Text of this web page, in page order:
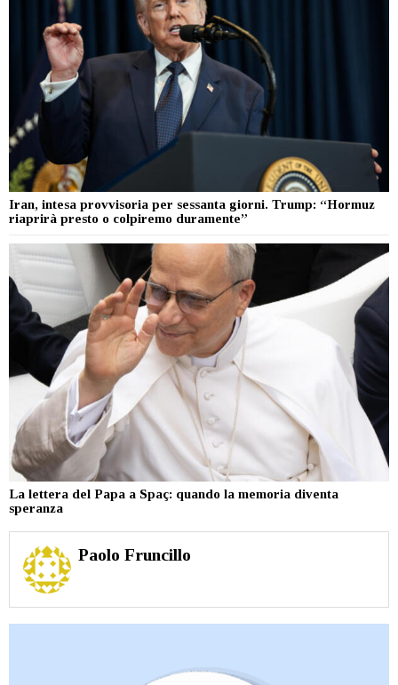
Iran, intesa provvisoria per sessanta giorni. Trump: “Hormuz
riaprirà presto o colpiremo duramente”
La lettera del Papa a Spaç: quando la memoria diventa
speranza
Paolo Fruncillo